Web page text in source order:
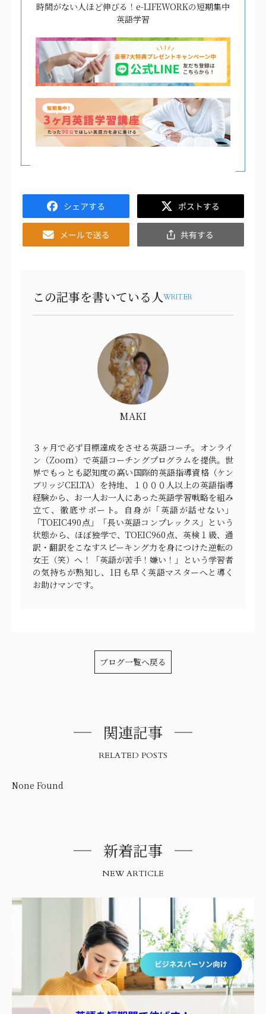
時間がない人ほど伸びる！e-LIFEWORKの短期集中
英語学習
Facebook
Twitter
Email
共
有
この記事を書いている人WRITER
MAKI
３ヶ月で必ず目標達成をさせる英語コーチ。オンライ
ン（Zoom）で英語コーチングプログラムを提供。世
界でもっとも認知度の高い国際的英語指導資格（ケン
ブリッジCELTA）を持地、１０００人以上の英語指導
経験から、お一人お一人にあった英語学習戦略を組み
立て、徹底サポート。自身が「英語が話せない」
「TOEIC490点」「長い英語コンプレックス」という
状態から、ほぼ独学で、TOEIC960点、英検１級、通
訳・翻訳をこなすスピーキング力を身につけた逆転の
女王（笑）へ！「英語が苦手！嫌い！」という学習者
の気持ちが熟知し、1日も早く英語マスターへと導く
お助けマンです。
ブログ一覧へ戻る
関連記事
RELATED POSTS
None Found
新着記事
NEW ARTICLE